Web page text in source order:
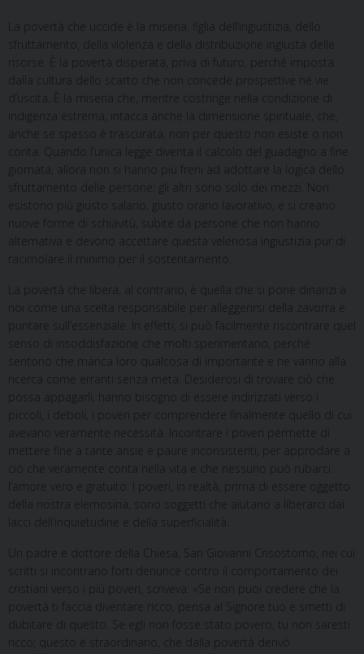
La povertà che uccide è la miseria, figlia dell’ingiustizia, dello
sfruttamento, della violenza e della distribuzione ingiusta delle
risorse. È la povertà disperata, priva di futuro, perché imposta
dalla cultura dello scarto che non concede prospettive né vie
d’uscita. È la miseria che, mentre costringe nella condizione di
indigenza estrema, intacca anche la dimensione spirituale, che,
anche se spesso è trascurata, non per questo non esiste o non
conta. Quando l’unica legge diventa il calcolo del guadagno a fine
giornata, allora non si hanno più freni ad adottare la logica dello
sfruttamento delle persone: gli altri sono solo dei mezzi. Non
esistono più giusto salario, giusto orario lavorativo, e si creano
nuove forme di schiavitù, subite da persone che non hanno
alternativa e devono accettare questa velenosa ingiustizia pur di
racimolare il minimo per il sostentamento.
La povertà che libera, al contrario, è quella che si pone dinanzi a
noi come una scelta responsabile per alleggerirsi della zavorra e
puntare sull’essenziale. In effetti, si può facilmente riscontrare quel
senso di insoddisfazione che molti sperimentano, perché
sentono che manca loro qualcosa di importante e ne vanno alla
ricerca come erranti senza meta. Desiderosi di trovare ciò che
possa appagarli, hanno bisogno di essere indirizzati verso i
piccoli, i deboli, i poveri per comprendere finalmente quello di cui
avevano veramente necessità. Incontrare i poveri permette di
mettere fine a tante ansie e paure inconsistenti, per approdare a
ciò che veramente conta nella vita e che nessuno può rubarci:
l’amore vero e gratuito. I poveri, in realtà, prima di essere oggetto
della nostra elemosina, sono soggetti che aiutano a liberarci dai
lacci dell’inquietudine e della superficialità.
Un padre e dottore della Chiesa, San Giovanni Crisostomo, nei cui
scritti si incontrano forti denunce contro il comportamento dei
cristiani verso i più poveri, scriveva: «Se non puoi credere che la
povertà ti faccia diventare ricco, pensa al Signore tuo e smetti di
dubitare di questo. Se egli non fosse stato povero, tu non saresti
ricco; questo è straordinario, che dalla povertà derivò